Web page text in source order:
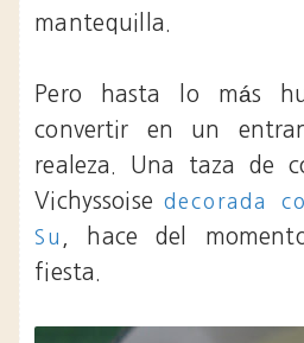
mantequilla.
Pero hasta lo más
convertir en un
realeza. Una taza de
Vichyssoise decorada
Su
, hace del
fiesta.